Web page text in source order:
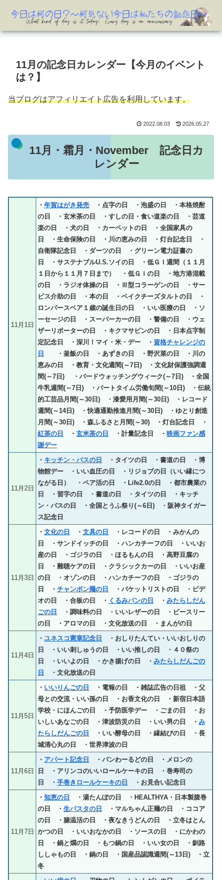
11月の記念日カレンダー【今月のイベント
は？】
当ブログはアフィリエイト広告を利用しています。
2022.08.03 2026.05.27
11月・霜月・November 記念日カ
レンダー
11月1日
・ 年賀はがき発売 ・点字の日 ・泡盛の日 ・本格焼酎
の日 ・玄米茶の日 ・すしの日・食い道楽の日 ・芸道
楽の日 ・犬の日 ・カーペットの日 ・全国家具の
日 ・生命保険の日 ・川の恵みの日 ・灯台記念日 ・
自衛隊記念日 ・ダーツの日 ・グリーン電力証書の
日 ・サステナブルU.S.ソイの日 ・低ＧＩ週間（１１月
１日から１１月７日まで） ・低ＧＩの日 ・地方港混載
の日 ・ラジオ体操の日 ・Ⅲ型コラーゲンの日 ・サー
ビス介助の日 ・本の日 ・ベイクチーズタルトの日 ・
ロンパースベア１歳の誕生日の日 ・いい医療の日 ・ソ
ーセージの日 ・スーパーカーの日 ・警備の日 ・ウェ
ザーリポーターの日 ・キクマサピンの日 ・日本点字制
定記念日 ・深川！マイ・米・デー ・ 資格チャレンジの
日
・釜飯の日 ・あずきの日 ・野沢菜の日 ・川の
恵みの日 ・教育・文化週間(～7日) ・文化財保護強調週
間(～7日) ・バードウォッチングウィーク(～7日) ・全国
牛乳週間(～7日) ・パートタイム労働旬間(～10日) ・伝統
的工芸品月間(～30日) ・漆愛用月間(～30日) ・レコード
週間(～14日) ・快適通勤推進月間(～30日) ・ゆとり創造
月間(～30日) ・森ふるさと月間(～30) ・灯台記念日 ・
紅茶の日
・ 玄米茶の日 ・計量記念日 ・ 映画ファン感
謝デー
11月2日
・ キッチン・バスの日
・タイツの日 ・書道の日 ・博
物館デー ・いい血圧の日 ・リジョブの日（いい縁につ
ながる日） ・ペア活の日 ・Life2.0の日 ・都市農業の
日 ・習字の日 ・書道の日 ・タイツの日 ・キッチ
ン・バスの日 ・全国とうふ祭り(～6日) ・阪神タイガー
ス記念日
11月3日
・ 文化の日 ・ 文具の日
・レコードの日 ・みかんの
日 ・サンドイッチの日 ・ハンカチーフの日 ・いいお
産の日 ・ゴジラの日 ・ほるもんの日 ・高野豆腐の
日 ・難聴ケアの日 ・クラシックカーの日 ・いいお産
の日 ・オゾンの日 ・ハンカチーフの日 ・ゴジラの
日 ・ チャンポン麺の日
・バケットリストの日 ・ビデ
オの日 ・合板の日 ・ くるみパンの日 ・ みたらしだん
ごの日
・調味料の日 ・いいレザーの日 ・ビースリー
の日 ・アロマの日 ・文化放送の日 ・まんがの日
11月4日
・ ユネスコ憲章記念日
・おしりたんてい・いいおしりの
日 ・いい刺しゅうの日 ・いい推しの日 ・４０祭の
日 ・いいよの日 ・かき揚げの日 ・ みたらしだんごの
日
・文化放送の日
11月5日
・ いいりんごの日
・電報の日 ・雑誌広告の日祖 ・父
母との交流・いい孫の日 ・お香文化の日 ・新宿日本語
学校・にほんごの日 ・予防医学デー ・ごまの日 ・お
いしいあなごの日 ・津波防災の日 ・いい男の日 ・ み
たらしだんごの日
・いい酵母の日 ・縁結びの日 ・長
城清心丸の日 ・世界津波の日
11月6日
・ アパート記念日
・パンわーるどの日 ・メロンの
日 ・アリンコのいいロールケーキの日 ・巻寿司の
日 ・ 手巻きロールケーキの日 ・お見合い記念日
11月7日
・ 知恵の日
・湯たんぽの日 ・HEALTHYA・日本製腹巻
の日 ・ 生パスタの日
・マルちゃん正麺の日 ・ココア
の日 ・腸温活の日 ・夜なきうどんの日 ・立冬はとん
かつの日 ・いいおなかの日 ・ソースの日 ・にかわの
日 ・鍋と燗の日 ・もつ鍋の日 ・いい女の日 ・釧路
ししゃもの日 ・鍋の日 ・国産品認識週間(～13日) ・立
冬